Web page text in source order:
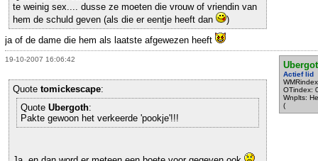
te weinig sex.... dusse ze moeten die vrouw of vriendin van
hem de schuld geven (als die er eentje heeft dan
)
ja of de dame die hem als laatste afgewezen heeft
19-10-2007 16:06:42
Actief lid
OTindex:
Wnplts:
(
Quote tomickescape:
Quote Ubergoth:
Pakte gewoon het verkeerde 'pookje'!!!